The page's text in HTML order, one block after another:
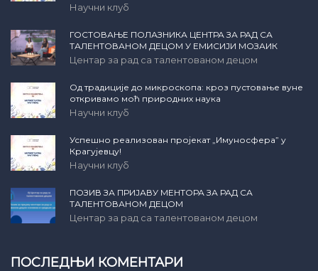
Научни клуб
ГОСТОВАЊЕ ПОЛАЗНИКА ЦЕНТРА ЗА РАД СА
ТАЛЕНТОВАНОМ ДЕЦОМ У ЕМИСИЈИ МОЗАИК
Центар за рад са талентованом децом
Од традиције до микроскопа: кроз пустовање вуне
откривамо моћ природних наука
Научни клуб
Успешно реализован пројекат „Имуносфера” у
Крагујевцу!
Научни клуб
ПОЗИВ ЗА ПРИЈАВУ МЕНТОРА ЗА РАД СА
ТАЛЕНТОВАНОМ ДЕЦОМ
Центар за рад са талентованом децом
ПОСЛЕДЊИ КОМЕНТАРИ